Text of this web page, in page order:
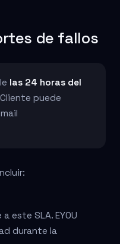
de fallos
las 24 horas del
Cliente puede
este SLA. EYOU
durante la